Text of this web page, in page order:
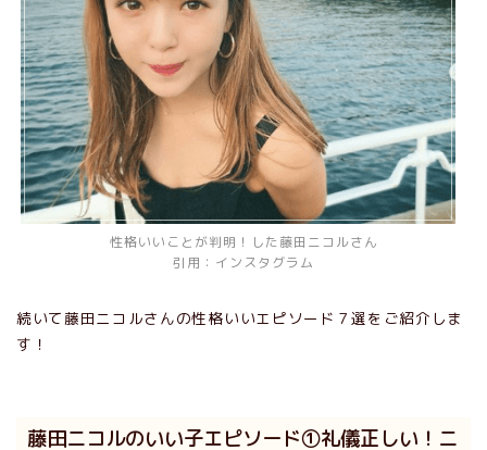
性格いいことが判明！した藤田ニコルさん
引用：インスタグラム
続いて藤田ニコルさんの性格いいエピソード７選をご紹介しま
す！
藤田ニコルのいい子エピソード①礼儀正しい！ニ